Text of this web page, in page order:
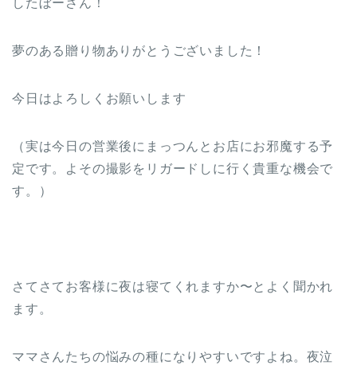
夢のある贈り物ありがとうございました！
今日はよろしくお願いします
（実は今日の営業後にまっつんとお店にお邪魔する予
定です。よその撮影をリガードしに行く貴重な機会で
す。）
さてさてお客様に夜は寝てくれますか〜とよく聞かれ
ます。
ママさんたちの悩みの種になりやすいですよね。夜泣